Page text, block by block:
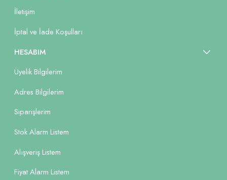
İletişim
İptal ve İade Koşulları
HESABIM
Üyelik Bilgilerim
Adres Bilgilerim
Siparişlerim
Stok Alarm Listem
Alışveriş Listem
Fiyat Alarm Listem